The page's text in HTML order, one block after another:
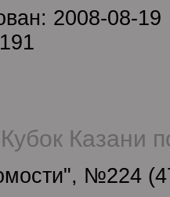
2008-08-19
Казани
№224